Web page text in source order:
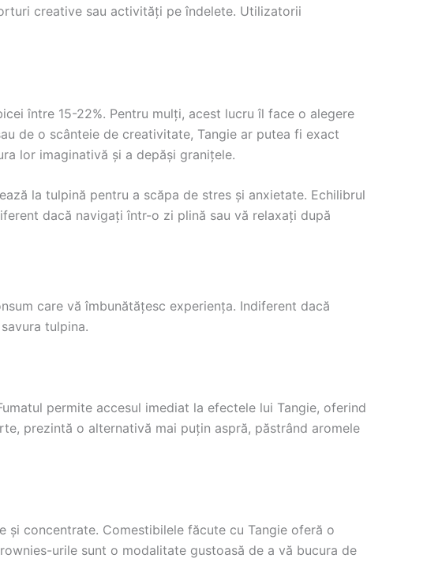
creative sau activități pe îndelete. Utilizatorii
între 15-22%. Pentru mulți, acest lucru îl face o alegere
de o scânteie de creativitate, Tangie ar putea fi exact
lor imaginativă și a depăși granițele.
la tulpină pentru a scăpa de stres și anxietate. Echilibrul
dacă navigați într-o zi plină sau vă relaxați după
care vă îmbunătățesc experiența. Indiferent dacă
tulpina.
permite accesul imediat la efectele lui Tangie, oferind
prezintă o alternativă mai puțin aspră, păstrând aromele
concentrate. Comestibilele făcute cu Tangie oferă o
urile sunt o modalitate gustoasă de a vă bucura de